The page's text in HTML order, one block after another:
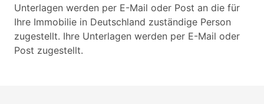
Unterlagen werden per E-Mail oder Post an die für
Ihre Immobilie in Deutschland zuständige Person
zugestellt. Ihre Unterlagen werden per E-Mail oder
Post zugestellt.